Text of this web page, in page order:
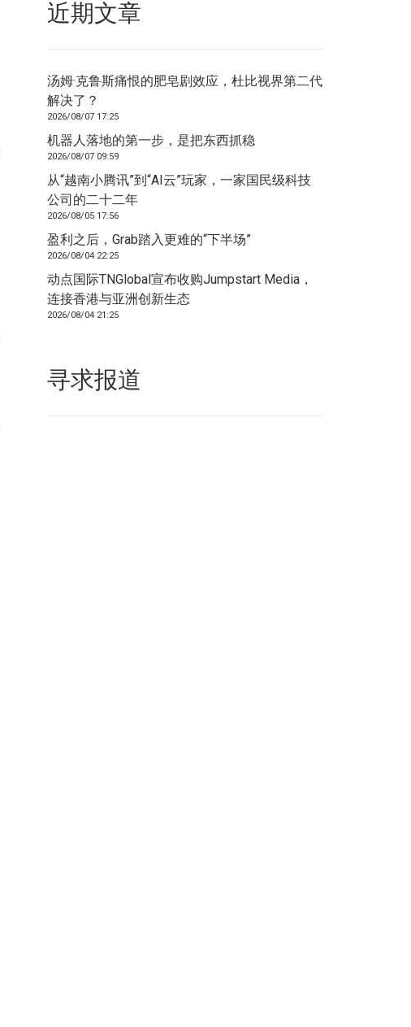
近期文章
汤姆·克鲁斯痛恨的肥皂剧效应，杜比视界第二代
解决了？
2026/08/07 17:25
机器人落地的第一步，是把东西抓稳
2026/08/07 09:59
从“越南小腾讯”到“AI云”玩家，一家国民级科技
公司的二十二年
2026/08/05 17:56
盈利之后，Grab踏入更难的“下半场”
2026/08/04 22:25
动点国际TNGlobal宣布收购Jumpstart Media，
连接香港与亚洲创新生态
2026/08/04 21:25
寻求报道